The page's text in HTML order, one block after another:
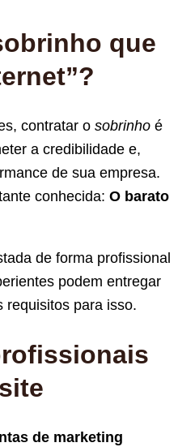
que
contratar o sobrinho é
a credibilidade e,
de sua empresa.
conhecida: O barato
de forma profissional
podem entregar
requisitos para isso.
de marketing